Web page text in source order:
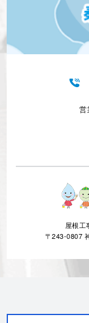
営
屋根工
〒243-0807